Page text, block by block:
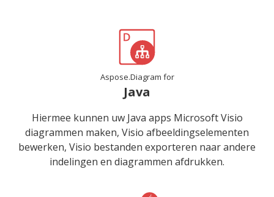
Aspose.Diagram for
Java
Hiermee kunnen uw Java apps Microsoft Visio
diagrammen maken, Visio afbeeldingselementen
bewerken, Visio bestanden exporteren naar andere
indelingen en diagrammen afdrukken.